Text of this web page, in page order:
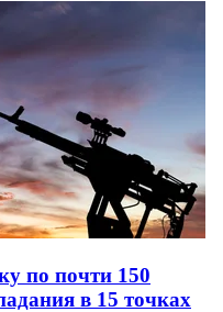
по почти 150
в 15 точках